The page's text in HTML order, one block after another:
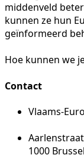
middenveld
kunnen ze hun
geïnformeerd
Hoe kunnen we
Contact
Vlaams-
1000 Brussel